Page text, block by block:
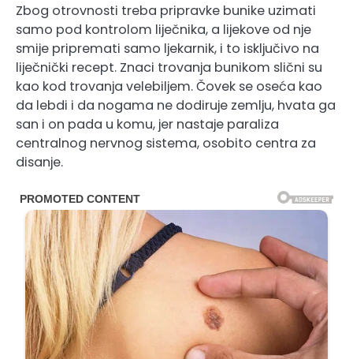
Zbog otrovnosti treba pripravke bunike uzimati
samo pod kontrolom liječnika, a lijekove od nje
smije pripremati samo ljekarnik, i to isključivo na
liječnički recept. Znaci trovanja bunikom slični su
kao kod trovanja velebiljem. Čovek se oseća kao
da lebdi i da nogama ne dodiruje zemlju, hvata ga
san i on pada u komu, jer nastaje paraliza
centralnog nervnog sistema, osobito centra za
disanje.